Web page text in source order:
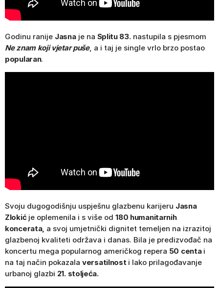
Godinu ranije Jasnaje na Splitu 83.nastupila s pjesmom
Ne znam koji vjetar puše, a i taj je single vrlo brzo postao
popularan.
Svoju dugogodišnju uspješnu glazbenu karijeru Jasna
Zlokić je oplemenila i s više od180 humanitarnih
koncerata, a svoj umjetnički dignitet temeljen na izrazitoj
glazbenoj kvaliteti održava i danas. Bila je predizvođač na
koncertu mega popularnog američkog repera 50 centai
na taj način pokazala versatilnost i lako prilagođavanje
urbanoj glazbi 21. stoljeća.